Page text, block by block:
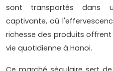
sont transportés dans
captivante, où
richesse des produits
vie quotidienne à Hanoi.